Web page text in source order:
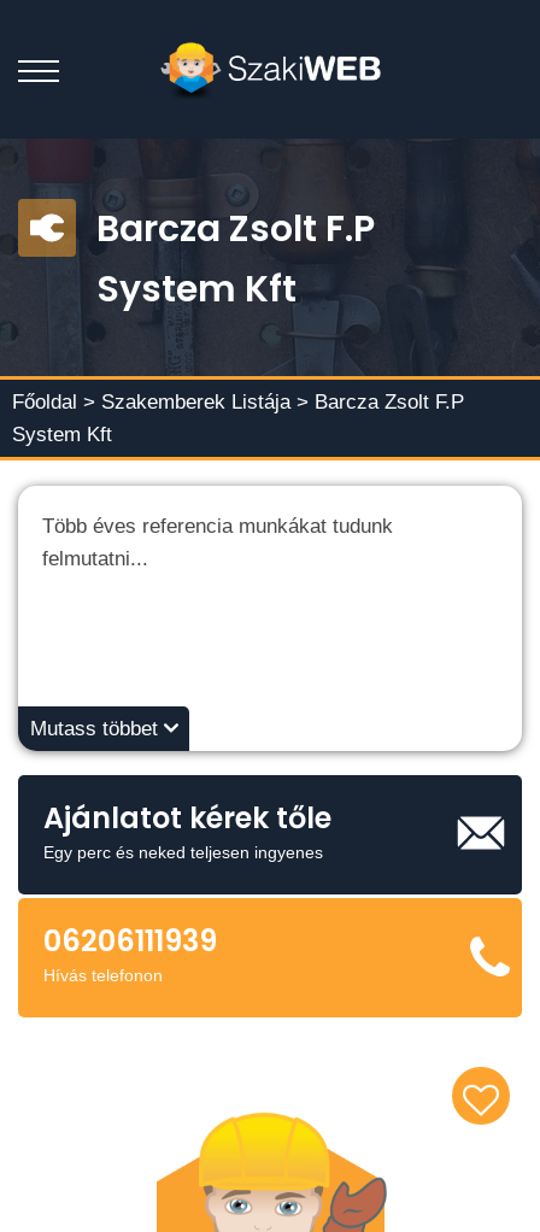
Barcza Zsolt F.P
System Kft
Főoldal > Szakemberek Listája > Barcza Zsolt F.P
System Kft
Több éves referencia munkákat tudunk
felmutatni...
Mutass többet
Ajánlatot kérek tőle
Egy perc és neked teljesen ingyenes
06206111939
Hívás telefonon